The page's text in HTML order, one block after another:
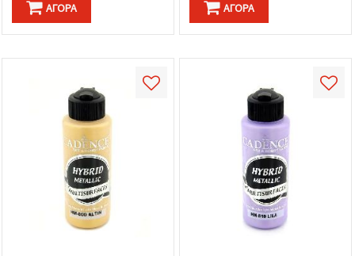
ΑΓΟΡΆ ΑΓΟΡΆ